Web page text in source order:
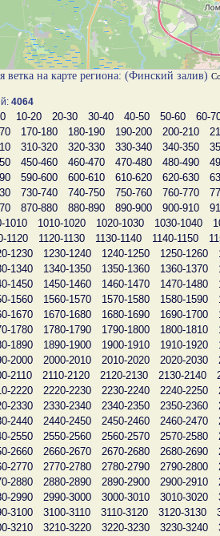
ветка на карте региона: (Финский залив)
4064
10-20 20-30 30-40 40-50 50-60 60-
170-180 180-190 190-200 200-210
310-320 320-330 330-340 340-350
450-460 460-470 470-480 480-490
590-600 600-610 610-620 620-630
730-740 740-750 750-760 760-770
870-880 880-890 890-900 900-910
1010 1010-1020 1020-1030 1030-1040
1120 1120-1130 1130-1140 1140-1150
1230 1230-1240 1240-1250 1250-1260
1340 1340-1350 1350-1360 1360-1370
1450 1450-1460 1460-1470 1470-1480
1560 1560-1570 1570-1580 1580-1590
1670 1670-1680 1680-1690 1690-1700
1780 1780-1790 1790-1800 1800-1810
1890 1890-1900 1900-1910 1910-1920
2000 2000-2010 2010-2020 2020-2030
2110 2110-2120 2120-2130 2130-2140
2220 2220-2230 2230-2240 2240-2250
2330 2330-2340 2340-2350 2350-2360
2440 2440-2450 2450-2460 2460-2470
2550 2550-2560 2560-2570 2570-2580
2660 2660-2670 2670-2680 2680-2690
2770 2770-2780 2780-2790 2790-2800
2880 2880-2890 2890-2900 2900-2910
2990 2990-3000 3000-3010 3010-3020
3100 3100-3110 3110-3120 3120-3130
3210 3210-3220 3220-3230 3230-3240